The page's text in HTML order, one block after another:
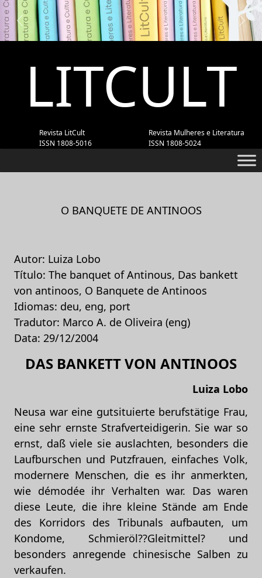
Previous Next
LITCULT
Revista LitCult
ISSN 1808-5016
Revista Mulheres e Literatura
ISSN 1808-5024
O BANQUETE DE ANTINOOS
Autor: Luiza Lobo
Título: The banquet of Antinous, Das bankett
von antinoos, O Banquete de Antinoos
Idiomas: deu, eng, port
Tradutor: Marco A. de Oliveira (eng)
Data: 29/12/2004
DAS BANKETT VON ANTINOOS
Luiza Lobo
Neusa war eine gutsituierte berufstätige Frau,
eine sehr ernste Strafverteidigerin. Sie war so
ernst, daß viele sie auslachten, besonders die
Laufburschen und Putzfrauen, einfaches Volk,
modernere Menschen, die es ihr anmerkten,
wie démodée ihr Verhalten war. Das waren
diese Leute, die ihre kleine Stände am Ende
des Korridors des Tribunals aufbauten, um
Kondome, Schmieröl??Gleitmittel? und
besonders anregende chinesische Salben zu
verkaufen.